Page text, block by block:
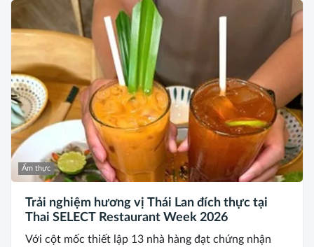
Ẩm thực
Trải nghiệm hương vị Thái Lan đích thực tại
Thai SELECT Restaurant Week 2026
Với cột mốc thiết lập 13 nhà hàng đạt chứng nhận